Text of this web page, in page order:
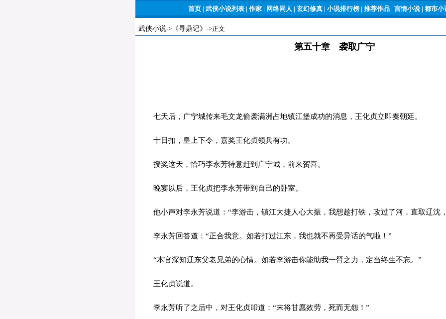
首页 | 武侠小说列表 | 作家 | 网络同人 | 玄幻修真 | 小说排行榜 | 推荐作品 | 言情小说| 都市小
武侠小说-> 《寻鼎记》 ->正文
第五十章 袭取广宁
七天后，广宁城传来毛文龙偷袭满洲占地镇江堡成功的消息，王化贞立即奏朝廷。
十日扣，皇上下令，嘉奖王化贞领兵有功。
授奖这天，恰巧李永芳特意赶到广宁城，前来贺喜。
晚宴以后，王化贞把李永芳带到自己的卧室。
他小声对李永芳说道：“李游击，镇江大捷人心大振，我想趁打铁，攻过了河，直取辽沈
李永芳回答道：“正合我意。如若打过江东，我也就不再受异话的气啦！”
“本官深知辽东父老兄弟的心情。如若李游击你能助我一臂之力，定当终生不忘。”
王化贞说道。
李永芳听了之后中，对王化贞叩道：“末将甘愿效劳，死而无怨！”